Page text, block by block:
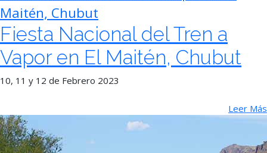
Maitén, Chubut
Fiesta Nacional del Tren a
Vapor en El Maitén, Chubut
10, 11 y 12 de Febrero 2023
Leer Más